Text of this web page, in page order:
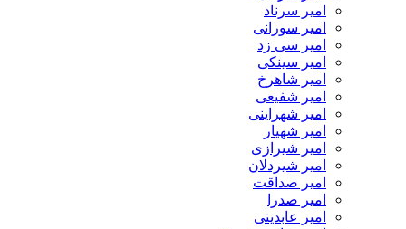
امیر سرناد
امیر سورانی
امیر سی زد
امیر سینکی
امیر شاهرخ
امیر شفیعی
امیر شهراینی
امیر شهیار
امیر شیرازی
امیر شیردلان
امیر صداقت
امیر صدرا
امیر عابدینی